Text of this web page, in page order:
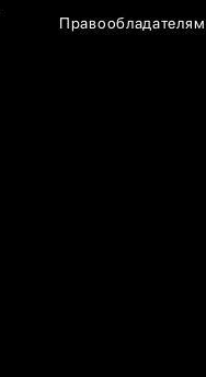
Правообладателям